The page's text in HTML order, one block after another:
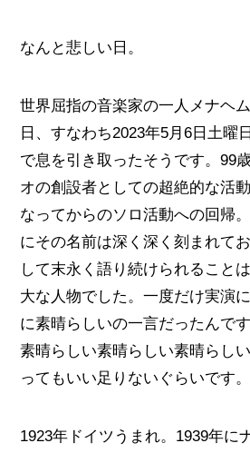
なんと悲しい日。
世界屈指の音楽家の一人メナヘ
日、すなわち2023年5月6日土曜
で息を引き取ったそうです。99
オの創設者としての超絶的な活
なってからのソロ活動への回帰
にその名前は深く深く刻まれて
して末永く語り続けられること
大な人物でした。一度だけ実演
に素晴らしいの一言だったんで
素晴らしい素晴らしい素晴らし
ってもいい足りないぐらいです。
1923年ドイツうまれ。1939年に